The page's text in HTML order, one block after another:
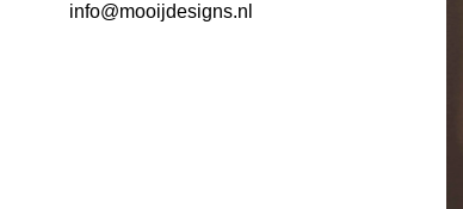
info@mooijdesigns.nl